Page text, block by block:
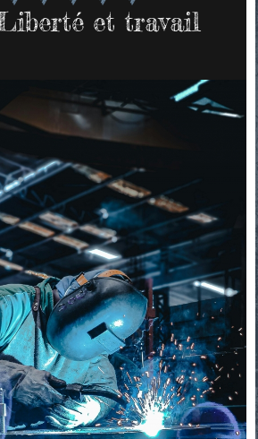
et travail